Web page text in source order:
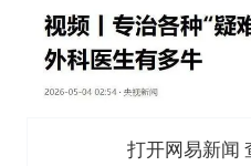
打开网易新闻